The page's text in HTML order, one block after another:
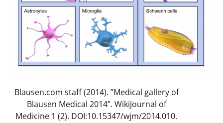
Blausen.com staff (2014). ”Medical gallery of
Blausen Medical 2014”. WikiJournal of
Medicine 1 (2). DOI:10.15347/wjm/2014.010.